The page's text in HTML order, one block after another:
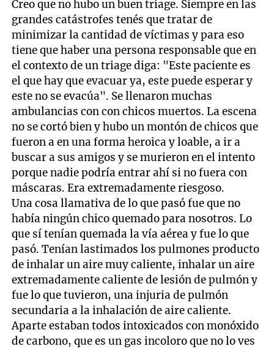
Creo que no hubo un buen triage. Siempre en las
grandes catástrofes tenés que tratar de
minimizar la cantidad de víctimas y para eso
tiene que haber una persona responsable que en
el contexto de un triage diga: "Este paciente es
el que hay que evacuar ya, este puede esperar y
este no se evacúa". Se llenaron muchas
ambulancias con con chicos muertos. La escena
no se cortó bien y hubo un montón de chicos que
fueron a en una forma heroica y loable, a ir a
buscar a sus amigos y se murieron en el intento
porque nadie podría entrar ahí si no fuera con
máscaras. Era extremadamente riesgoso.
Una cosa llamativa de lo que pasó fue que no
había ningún chico quemado para nosotros. Lo
que sí tenían quemada la vía aérea y fue lo que
pasó. Tenían lastimados los pulmones producto
de inhalar un aire muy caliente, inhalar un aire
extremadamente caliente de lesión de pulmón y
fue lo que tuvieron, una injuria de pulmón
secundaria a la inhalación de aire caliente.
Aparte estaban todos intoxicados con monóxido
de carbono, que es un gas incoloro que no lo ves